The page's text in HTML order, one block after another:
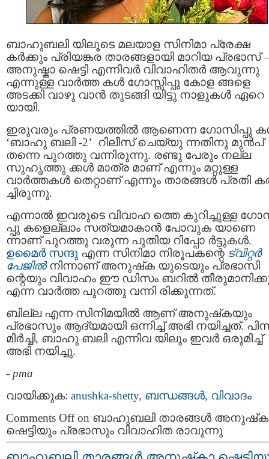
ബാഹുബലി യിലൂടെ മലയാള സിനിമാ പ്രേക്ഷ
കര്‍ക്കും പ്രിയങ്കര താരങ്ങളായി മാറിയ പ്രഭാസ് –
അനുഷ്കാ ഷെട്ടി എന്നിവര്‍ വിവാഹിതര്‍ ആവുന്നു
എന്നുള്ള വാര്‍ത്ത കള്‍ ഗോസ്സിപ്പു കോള ങ്ങളെ
അടക്കി വാഴു വാന്‍ തുടങ്ങി യിട്ടു നാളുകള്‍ ഏറെ
യായി.
ഇരുവരും പ്രണയത്തില്‍ ആണെന്ന ഗോസിപ്പു
‘ബാഹു ബലി -2’ റിലീസ് ചെയ്യു ന്നതിനു മുന്‍പ്
തന്നെ പുറത്തു വന്നിരുന്നു. രണ്ടു പേരും നല്ല
സുഹൃത്തു ക്കള്‍ മാത്ര മാണ് എന്നും മറ്റുള്ള
വാര്‍ത്തകള്‍ തെറ്റാണ് എന്നും താരങ്ങള്‍ പ്രതി
ച്ചിരുന്നു.
എന്നാൽ ഇവരുടെ വിവാഹ ത്തെ കുറിച്ചുള്ള
പ്പു കളെല്ലാം സത്യമാകാന്‍ പോവുക യാണെ
ന്നാണ് പുറത്തു വരുന്ന പുതിയ റിപ്പോ ര്‍ട്ടുകള്‍.
ഉമൈര്‍ സന്ദു എന്ന സിനിമാ നിരൂപകന്റെ ട്വിറ്റര്‍
പേജില്‍ നിന്നാണ് അനുഷ്‌ക യുടെയും പ്രഭാസി
ന്റെയും വിവാഹം ഈ ഡിസം ബറില്‍
എന്ന വാര്‍ത്ത പുറത്തു വന്നി രിക്കുന്നത്.
ബില്ല എന്ന സിനിമയിൽ ആണ് അനുഷ്‌കയും
പ്രഭാസും ആദ്യമായി ഒന്നിച്ച് അഭി നയിച്ചത്.
മിര്‍ച്ചി, ബാഹു ബലി എന്നിവ യിലും ഇവർ ഒരുമിച്ച്
അഭി നയിച്ചു.
- pma
വായിക്കുക: anushka-shetty, ബന്ധങ്ങള്‍, വിവാദം
Comments Offon ബാഹുബലി താരങ്ങള്‍
ഷെട്ടിയും പ്രഭാസും വിവാഹിത രാവുന്നു